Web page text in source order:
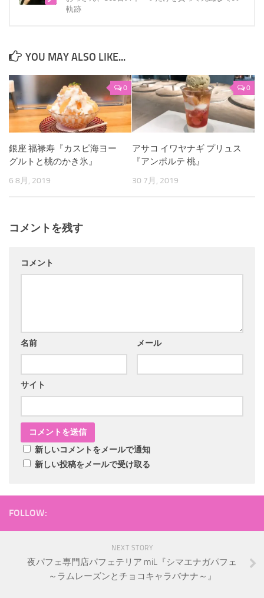
軌跡
YOU MAY ALSO LIKE...
0
銀座 福禄寿『カスピ海ヨー
グルトと桃のかき氷』
6 8月, 2019
0
アサコ イワヤナギ プリュス
『アンポルテ 桃』
30 7月, 2019
コメントを残す
コメント
名前 メール
サイト
新しいコメントをメールで通知
新しい投稿をメールで受け取る
FOLLOW:
NEXT STORY
夜パフェ専門店パフェテリア miL『シマエナガパフェ
～ラムレーズンとチョコキャラバナナ～』